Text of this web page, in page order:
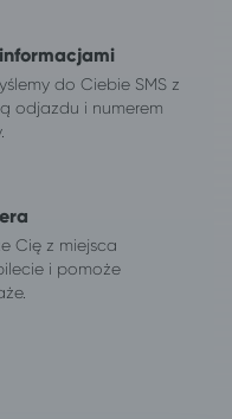
do Ciebie SMS z
odjazdu i numerem
Cię z miejsca
i pomoże